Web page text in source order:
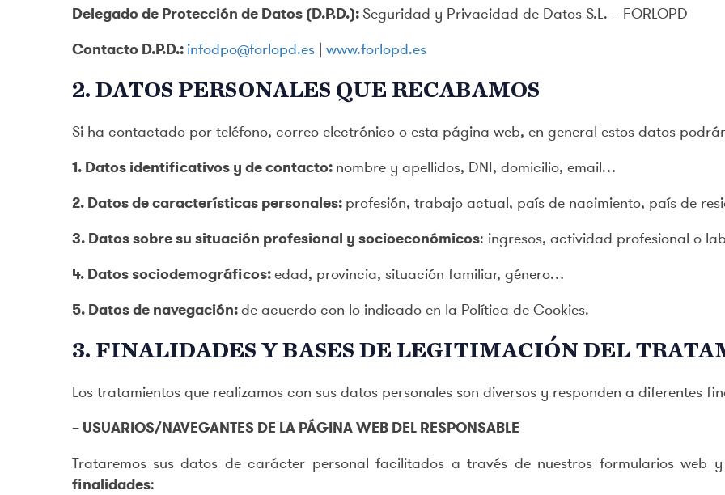
Delegado de Protección de Datos (D.P.D.):Seguridad y Privacidad de Datos S.L. – FORLOPD
Contacto D.P.D.: infodpo@forlopd.es| www.forlopd.es
2. DATOS PERSONALES QUE RECABAMOS
Si ha contactado por teléfono, correo electrónico o esta página web, en general estos datos
1. Datos identificativos y de contacto: nombre y apellidos, DNI, domicilio, email…
2. Datos de características personales: profesión, trabajo actual, país de nacimiento, país de
3. Datos sobre su situación profesional y socioeconómicos: ingresos, actividad profesional o
4. Datos sociodemográficos:edad, provincia, situación familiar, género…
5. Datos de navegación:de acuerdo con lo indicado en la Política de Cookies.
3. FINALIDADES Y BASES DE LEGITIMACIÓN DEL
Los tratamientos que realizamos con sus datos personales son diversos y responden a diferentes
– USUARIOS/NAVEGANTES DE LA PÁGINA WEB DEL RESPONSABLE
Trataremos sus datos de carácter personal facilitados a través de nuestros formularios web
finalidades: